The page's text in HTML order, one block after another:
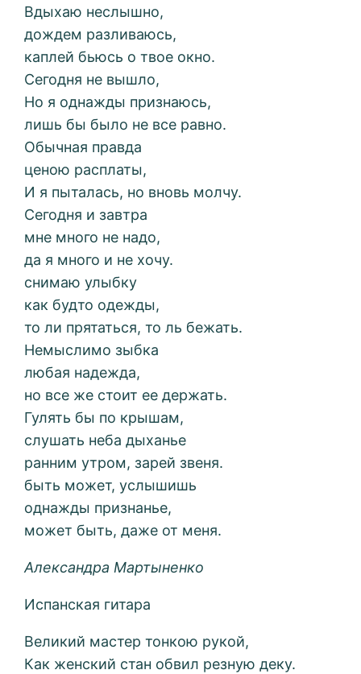
Вдыхаю неслышно,
дождем разливаюсь,
каплей бьюсь о твое окно.
Сегодня не вышло,
Но я однажды признаюсь,
лишь бы было не все равно.
Обычная правда
ценою расплаты,
И я пыталась, но вновь молчу.
Сегодня и завтра
мне много не надо,
да я много и не хочу.
снимаю улыбку
как будто одежды,
то ли прятаться, то ль бежать.
Немыслимо зыбка
любая надежда,
но все же стоит ее держать.
Гулять бы по крышам,
слушать неба дыханье
ранним утром, зарей звеня.
быть может, услышишь
однажды признанье,
может быть, даже от меня.
Александра Мартыненко
Испанская гитара
Великий мастер тонкою рукой,
Как женский стан обвил резную деку.